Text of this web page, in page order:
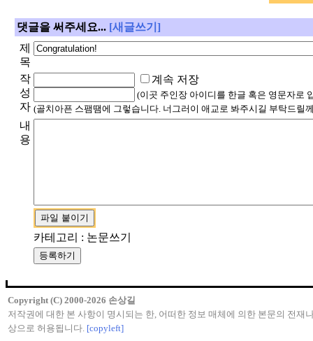
댓글을 써주세요... [새글쓰기]
제
목
작
성
자
계속 저장
(이곳 주인장 아이디를 한글 혹은 영문자로
(골치아픈 스팸땜에 그렇습니다. 너그러이 애교로 봐주시길 부탁드릴
내
용
카테고리 : 논문쓰기
Copyright (C) 2000-2026 손상길
저작권에 대한 본 사항이 명시되는 한, 어떠한 정보 매체에 의한 본문의 전재
상으로 허용됩니다. [copyleft]